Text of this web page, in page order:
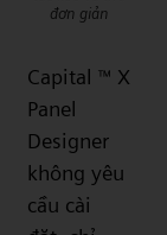
đơn giản
Capital ™ X
Panel
Designer
không yêu
cầu cài